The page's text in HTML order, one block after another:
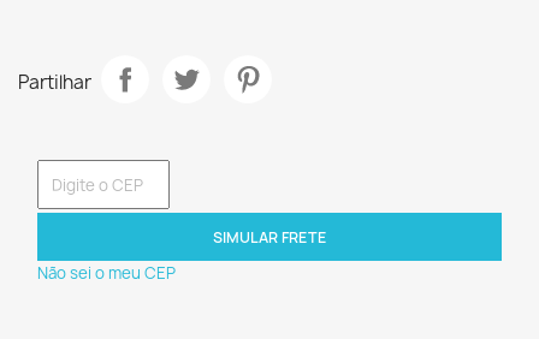
Partilhar
SIMULAR FRETE
Não sei o meu CEP